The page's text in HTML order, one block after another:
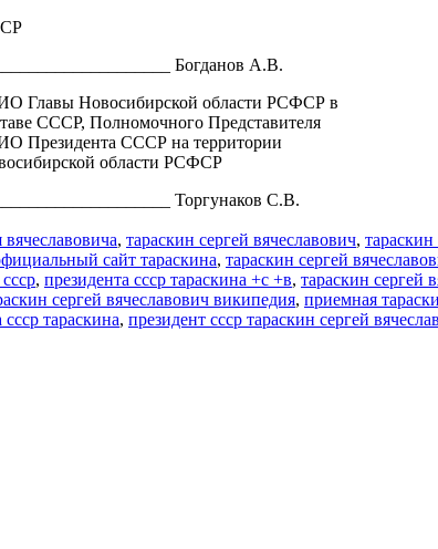
Богданов А.В.
Главы Новосибирской области РСФСР в
СССР, Полномочного Представителя
Президента СССР на территории
области РСФСР
Торгунаков С.В.
вячеславовича, тараскин сергей вячеславович, тараскин
сайт тараскина, тараскин сергей
, президента ссср тараскина +с +в, тараскин сергей
сергей вячеславович википедия, приемная
тараскина, президент ссср тараскин сергей